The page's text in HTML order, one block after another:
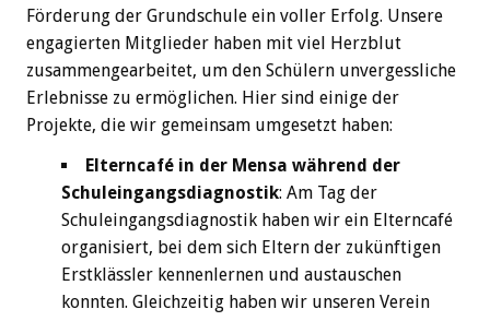
Förderung der Grundschule ein voller Erfolg. Unsere
engagierten Mitglieder haben mit viel Herzblut
zusammengearbeitet, um den Schülern unvergessliche
Erlebnisse zu ermöglichen. Hier sind einige der
Projekte, die wir gemeinsam umgesetzt haben:
Elterncafé in der Mensa während der
Schuleingangsdiagnostik: Am Tag der
Schuleingangsdiagnostik haben wir ein Elterncafé
organisiert, bei dem sich Eltern der zukünftigen
Erstklässler kennenlernen und austauschen
konnten. Gleichzeitig haben wir unseren Verein